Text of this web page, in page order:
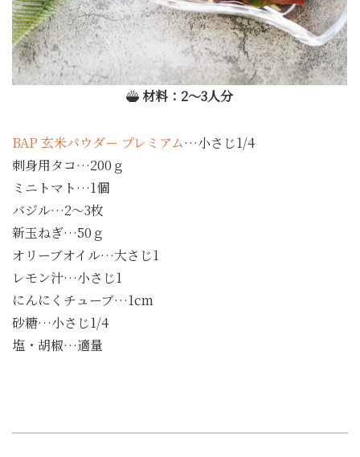
材料：2〜3人分
BAP 玄米パウダー プレミアム…小さじ1/4
刺身用タコ…200ｇ
ミニトマト…1個
バジル…2～3枚
新玉ねぎ…50ｇ
オリーブオイル…大さじ1
レモン汁…小さじ1
にんにくチューブ…1cm
砂糖…小さじ1/4
塩・胡椒…適量